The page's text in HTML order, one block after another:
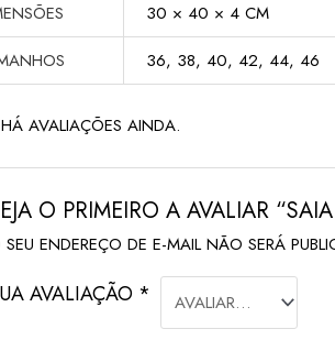
30 × 40 × 4 CM
36, 38, 40, 42, 44, 46
AVALIAÇÕES AINDA.
O PRIMEIRO A AVALIAR
ENDEREÇO DE E-MAIL NÃO SERÁ
AVALIAÇÃO *